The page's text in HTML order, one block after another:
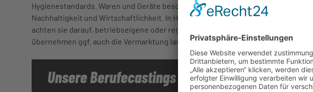
Hygienestandards. Waren und Geräte beschaffen sie nach den Grundsätzen der
Nachhaltigkeit und Wirtschaftlichkeit. In Haushalten landwirtschaftlicher Betriebe
achten sie darauf, betriebseigene oder regionale Erzeugnisse zu verarbeiten und
übernehmen ggf. auch die Vermarktung landwirtschaftlicher Produkte.
Unsere Berufecastings